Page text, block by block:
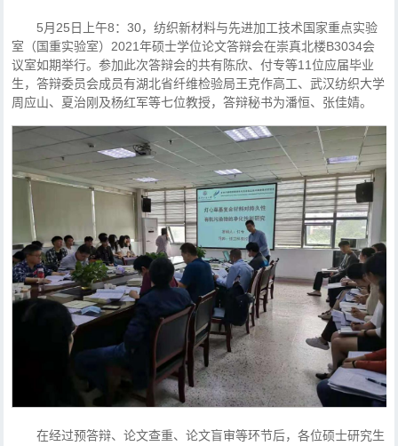
5月25日上午8：30，纺织新材料与先进加工技术国家重点实验
室（国重实验室）2021年硕士学位论文答辩会在崇真北楼B3034会
议室如期举行。参加此次答辩会的共有陈欣、付专等11位应届毕业
生，答辩委员会成员有湖北省纤维检验局王克作高工、武汉纺织大学
周应山、夏治刚及杨红军等七位教授，答辩秘书为潘恒、张佳婧。
在经过预答辩、论文查重、论文盲审等环节后，各位硕士研究生